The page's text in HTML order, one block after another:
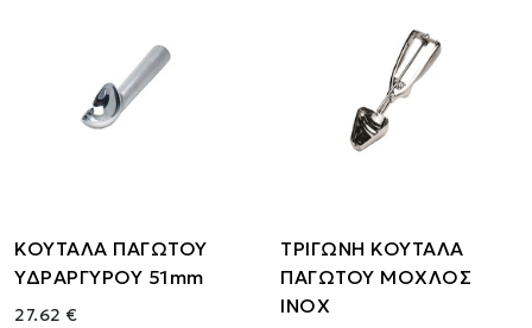
ΚΟΥΤΑΛΑ ΠΑΓΩΤΟΥ
ΥΔΡΑΡΓΥΡΟΥ 51mm
27.62 €
ΤΡΙΓΩΝΗ ΚΟΥΤΑΛΑ
ΠΑΓΩΤΟΥ ΜΟΧΛΟΣ
ΙΝΟΧ